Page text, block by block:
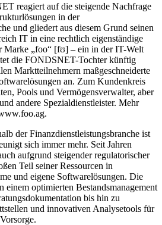
reagiert auf die steigende Nachfrage
in der
und gliedert aus diesem Grund seinen
IT in eine rechtlich eigenständige
Marke „foo“ [fʊ] – ein in der IT-Welt
die FONDSNET-Tochter künftig
Marktteilnehmern maßgeschneiderte
an. Zum Kundenkreis
Pools und Vermögensverwalter, aber
andere Spezialdienstleister. Mehr
der Finanzdienstleistungsbranche ist
sich immer mehr. Seit Jahren
aufgrund steigender regulatorischer
Teil seiner Ressourcen in
und eigene Softwarelösungen. Die
optimierten Bestandsmanagement
bis hin zu
und innovativen Analysetools für